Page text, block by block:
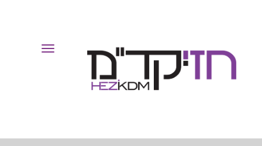
Toggle